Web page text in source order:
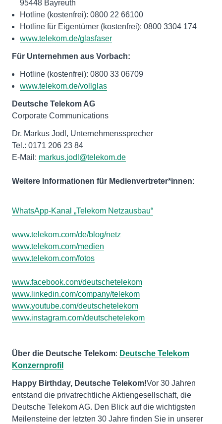
95448 Bayreuth
Hotline (kostenfrei): 0800 22 66100
Hotline für Eigentümer (kostenfrei): 0800 3304 174
www.telekom.de/glasfaser
Für Unternehmen aus Vorbach:
Hotline (kostenfrei): 0800 33 06709
www.telekom.de/vollglas
Deutsche Telekom AG
Corporate Communications
Dr. Markus Jodl, Unternehmenssprecher
Tel.: 0171 206 23 84
E-Mail: markus.jodl@telekom.de
Weitere Informationen für Medienvertreter*innen:
WhatsApp-Kanal „Telekom Netzausbau“
www.telekom.com/de/blog/netz
www.telekom.com/medien
www.telekom.com/fotos
www.facebook.com/deutschetelekom
www.linkedin.com/company/telekom
www.youtube.com/deutschetelekom
www.instagram.com/deutschetelekom
Über die Deutsche Telekom: Deutsche Telekom
Konzernprofil
Happy Birthday, Deutsche Telekom!Vor 30 Jahren
entstand die privatrechtliche Aktiengesellschaft, die
Deutsche Telekom AG. Den Blick auf die wichtigsten
Meilensteine der letzten 30 Jahre finden Sie in unserer